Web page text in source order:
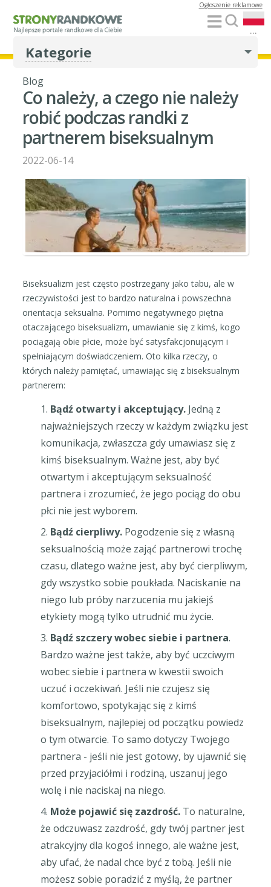
...
Ogłoszenie reklamowe
Kategorie
Blog
Co należy, a czego nie należy
robić podczas randki z
partnerem biseksualnym
2022-06-14
Biseksualizm jest często postrzegany jako tabu, ale w
rzeczywistości jest to bardzo naturalna i powszechna
orientacja seksualna. Pomimo negatywnego piętna
otaczającego biseksualizm, umawianie się z kimś, kogo
pociągają obie płcie, może być satysfakcjonującym i
spełniającym doświadczeniem. Oto kilka rzeczy, o
których należy pamiętać, umawiając się z biseksualnym
partnerem:
Bądź otwarty i akceptujący. Jedną z
najważniejszych rzeczy w każdym związku jest
komunikacja, zwłaszcza gdy umawiasz się z
kimś biseksualnym. Ważne jest, aby być
otwartym i akceptującym seksualność
partnera i zrozumieć, że jego pociąg do obu
płci nie jest wyborem.
Bądź cierpliwy. Pogodzenie się z własną
seksualnością może zająć partnerowi trochę
czasu, dlatego ważne jest, aby być cierpliwym,
gdy wszystko sobie poukłada. Naciskanie na
niego lub próby narzucenia mu jakiejś
etykiety mogą tylko utrudnić mu życie.
Bądź szczery wobec siebie i partnera.
Bardzo ważne jest także, aby być uczciwym
wobec siebie i partnera w kwestii swoich
uczuć i oczekiwań. Jeśli nie czujesz się
komfortowo, spotykając się z kimś
biseksualnym, najlepiej od początku powiedz
o tym otwarcie. To samo dotyczy Twojego
partnera - jeśli nie jest gotowy, by ujawnić się
przed przyjaciółmi i rodziną, uszanuj jego
wolę i nie naciskaj na niego.
Może pojawić się zazdrość. To naturalne,
że odczuwasz zazdrość, gdy twój partner jest
atrakcyjny dla kogoś innego, ale ważne jest,
aby ufać, że nadal chce być z tobą. Jeśli nie
możesz sobie poradzić z myślą, że partner